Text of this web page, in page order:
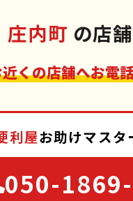
庄内町 の店
くの店舗へお電
利屋お助けマスタ
050-